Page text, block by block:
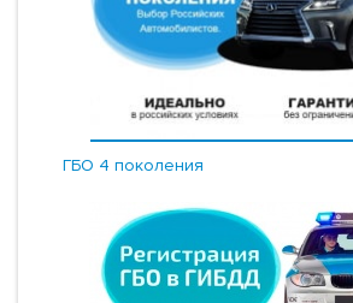
ГБО 4 поколения